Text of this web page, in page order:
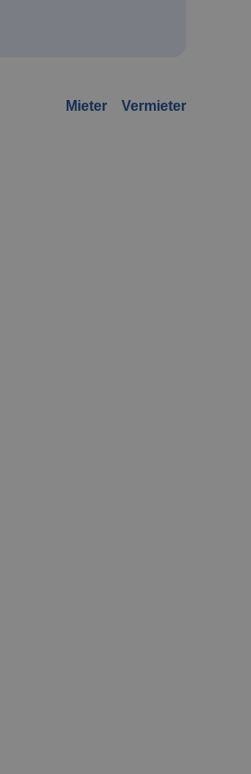
Mieter Vermieter